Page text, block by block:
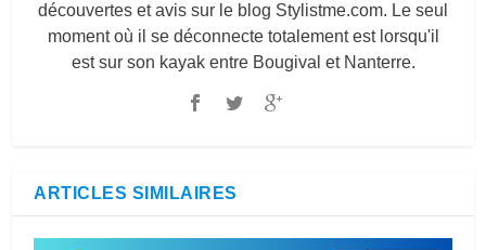
découvertes et avis sur le blog Stylistme.com. Le seul
moment où il se déconnecte totalement est lorsqu'il
est sur son kayak entre Bougival et Nanterre.
ARTICLES SIMILAIRES